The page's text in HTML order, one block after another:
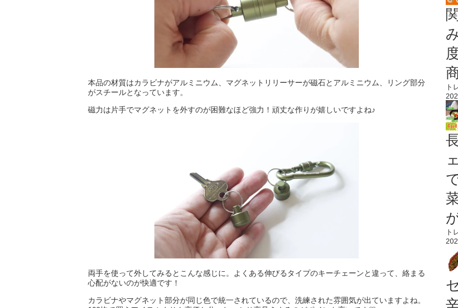
本品の材質はカラビナがアルミニウム、マグネットリリーサーが磁石とアルミニウム、リング部分
がスチールとなっています。
磁力は片手でマグネットを外すのが困難なほど強力！頑丈な作りが嬉しいですよね♪
両手を使って外してみるとこんな感じに。よくある伸びるタイプのキーチェーンと違って、絡まる
心配がないのが快適です！
カラビナやマグネット部分が同じ色で統一されているので、洗練された雰囲気が出ていますよね。
ト
ト